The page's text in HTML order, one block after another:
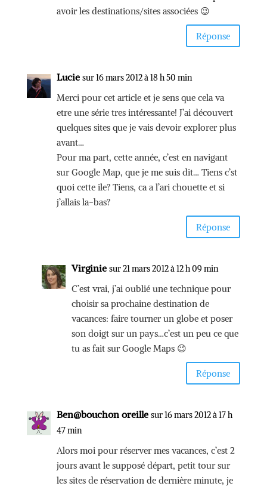
avoir les destinations/sites associées 😉
Réponse
Lucie sur 16 mars 2012 à 18 h 50 min
Merci pour cet article et je sens que cela va
etre une série tres intéressante! J’ai découvert
quelques sites que je vais devoir explorer plus
avant…
Pour ma part, cette année, c’est en navigant
sur Google Map, que je me suis dit… Tiens c’st
quoi cette ile? Tiens, ca a l’ari chouette et si
j’allais la-bas?
Réponse
Virginie sur 21 mars 2012 à 12 h 09 min
C’est vrai, j’ai oublié une technique pour
choisir sa prochaine destination de
vacances: faire tourner un globe et poser
son doigt sur un pays…c’est un peu ce que
tu as fait sur Google Maps 😉
Réponse
Ben@bouchon oreille sur 16 mars 2012 à 17 h
47 min
Alors moi pour réserver mes vacances, c’est 2
jours avant le supposé départ, petit tour sur
les sites de réservation de dernière minute, je